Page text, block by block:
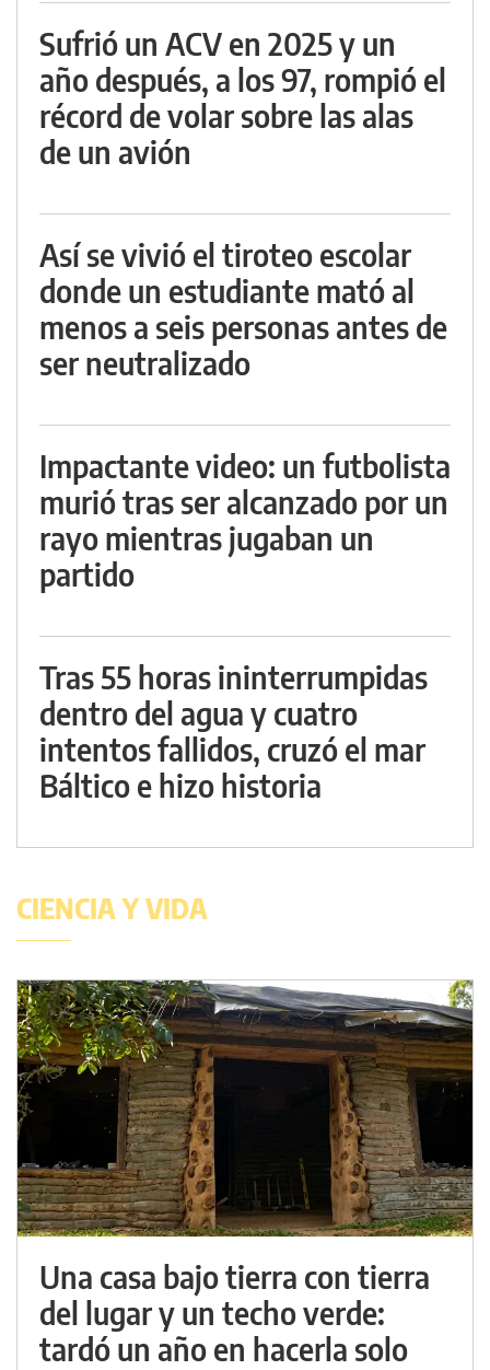
Sufrió un ACV en 2025 y un
año después, a los 97, rompió el
récord de volar sobre las alas
de un avión
Así se vivió el tiroteo escolar
donde un estudiante mató al
menos a seis personas antes de
ser neutralizado
Impactante video: un futbolista
murió tras ser alcanzado por un
rayo mientras jugaban un
partido
Tras 55 horas ininterrumpidas
dentro del agua y cuatro
intentos fallidos, cruzó el mar
Báltico e hizo historia
CIENCIA Y VIDA
Una casa bajo tierra con tierra
del lugar y un techo verde:
tardó un año en hacerla solo